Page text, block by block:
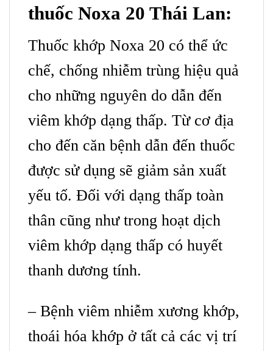
thuốc Noxa 20 Thái Lan:
Thuốc khớp Noxa 20 có thể ức
chế, chống nhiễm trùng hiệu quả
cho những nguyên do dẫn đến
viêm khớp dạng thấp. Từ cơ địa
cho đến căn bệnh dẫn đến thuốc
được sử dụng sẽ giảm sản xuất
yếu tố. Đối với dạng thấp toàn
thân cũng như trong hoạt dịch
viêm khớp dạng thấp có huyết
thanh dương tính.
– Bệnh viêm nhiễm xương khớp,
thoái hóa khớp ở tất cả các vị trí